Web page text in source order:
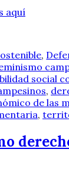
aquí
,
social
,
de las
,